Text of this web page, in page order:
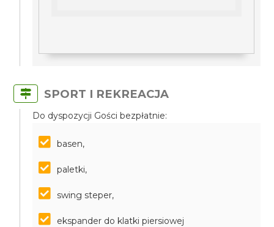
SPORT I REKREACJA
Do dyspozycji Gości bezpłatnie:
basen,
paletki,
swing steper,
ekspander do klatki piersiowej